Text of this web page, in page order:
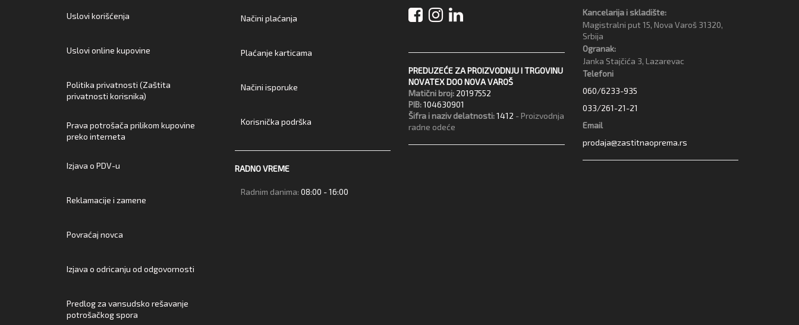
Uslovi korišćenja
Uslovi online kupovine
Politika privatnosti (Zaštita
privatnosti korisnika)
Prava potrošača prilikom kupovine
preko interneta
Izjava o PDV-u
Reklamacije i zamene
Povraćaj novca
Izjava o odricanju od odgovornosti
Predlog za vansudsko rešavanje
potrošačkog spora
Načini plaćanja
Plaćanje karticama
Načini isporuke
Korisnička podrška
RADNO VREME
Radnim danima: 08:00 - 16:00
PREDUZEĆE ZA PROIZVODNJU I TRGOVINU
NOVATEX DOO NOVA VAROŠ
Matični broj: 20197552
PIB:104630901
Šifra i naziv delatnosti:1412 - Proizvodnja
radne odeće
Kancelarija i skladište:
Magistralni put 15, Nova Varoš 31320,
Srbija
Ogranak:
Janka Stajčića 3, Lazarevac
Telefoni
060/6233-935
033/261-21-21
Email
prodaja@zastitnaoprema.rs